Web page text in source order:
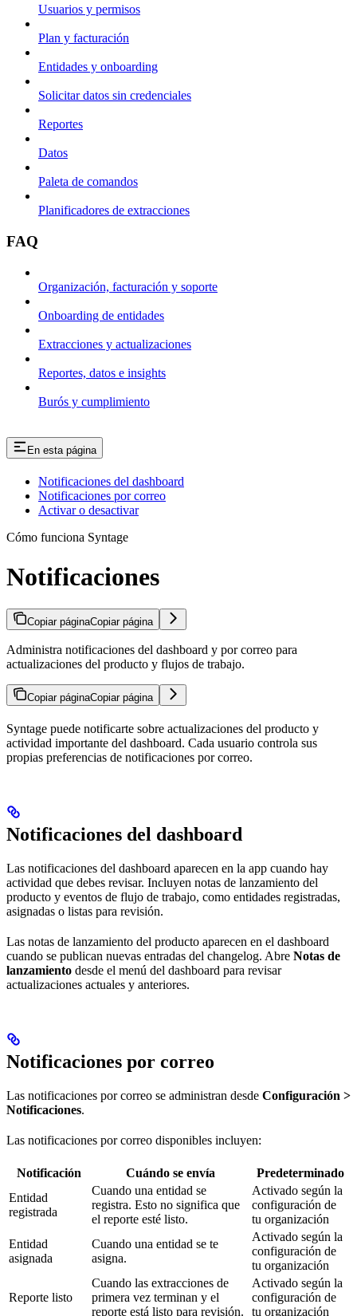
Usuarios y permisos
Plan y facturación
Entidades y onboarding
Solicitar datos sin credenciales
Reportes
Datos
Paleta de comandos
Planificadores de extracciones
FAQ
Organización, facturación y soporte
Onboarding de entidades
Extracciones y actualizaciones
Reportes, datos e insights
Burós y cumplimiento
En esta página
Notificaciones del dashboard
Notificaciones por correo
Activar o desactivar
Cómo funciona Syntage
Notificaciones
Copiar páginaCopiar página
Administra notificaciones del dashboard y por correo para
actualizaciones del producto y flujos de trabajo.
Copiar páginaCopiar página
Syntage puede notificarte sobre actualizaciones del producto y
actividad importante del dashboard. Cada usuario controla sus
propias preferencias de notificaciones por correo.
Notificaciones del dashboard
Las notificaciones del dashboard aparecen en la app cuando hay
actividad que debes revisar. Incluyen notas de lanzamiento del
producto y eventos de flujo de trabajo, como entidades registradas,
asignadas o listas para revisión.
Las notas de lanzamiento del producto aparecen en el dashboard
cuando se publican nuevas entradas del changelog. Abre Notas de
lanzamiento desde el menú del dashboard para revisar
actualizaciones actuales y anteriores.
Notificaciones por correo
Las notificaciones por correo se administran desde Configuración >
Notificaciones.
Las notificaciones por correo disponibles incluyen:
Notificación Cuándo se envía
Predeterminado
Entidad
registrada
Cuando una entidad se
registra. Esto no significa que
el reporte esté listo.
Activado según la
configuración de
tu organización
Entidad
asignada
Cuando una entidad se te
asigna.
Activado según la
configuración de
tu organización
Reporte listo
Cuando las extracciones de
primera vez terminan y el
reporte está listo para revisión.
Activado según la
configuración de
tu organización